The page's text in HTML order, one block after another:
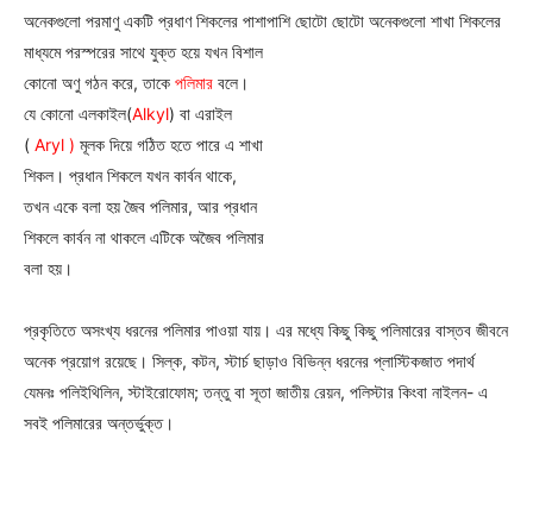
অনেকগুলো পরমাণু একটি প্রধাণ শিকলের পাশাপাশি ছোটো ছোটো অনেকগুলো শাখা শিকলের
মাধ্যমে পরস্পরের সাথে যুক্ত হয়ে যখন বিশাল
কোনো অণু গঠন করে, তাকে পলিমার বলে।
যে কোনো এলকাইল(Alkyl) বা এরাইল
( Aryl ) মূলক দিয়ে গঠিত হতে পারে এ শাখা
শিকল। প্রধান শিকলে যখন কার্বন থাকে,
তখন একে বলা হয় জৈব পলিমার, আর প্রধান
শিকলে কার্বন না থাকলে এটিকে অজৈব পলিমার
বলা হয়।
প্রকৃতিতে অসংখ্য ধরনের পলিমার পাওয়া যায়। এর মধ্যে কিছু কিছু পলিমারের বাস্তব জীবনে
অনেক প্রয়োগ রয়েছে। সিল্ক, কটন, স্টার্চ ছাড়াও বিভিন্ন ধরনের প্লাস্টিকজাত পদার্থ
যেমনঃ পলিইথিলিন, স্টাইরোফোম; তন্তু বা সূতা জাতীয় রেয়ন, পলিস্টার কিংবা নাইলন- এ
সবই পলিমারের অন্তর্ভুক্ত।